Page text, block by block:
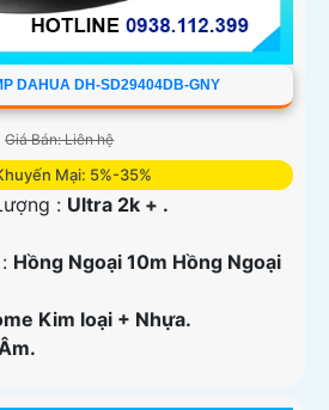
DAHUA DH-SD29404DB-GNY
Giá Bán: Liên hệ
Mại: 5%-35%
: Ultra 2k + .
Hồng Ngoại 10m Hồng Ngoại
Kim loại + Nhựa.